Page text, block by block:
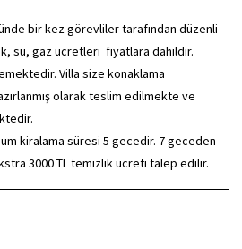
bir kez görevliler tarafından düzenli
su, gaz ücretleri fiyatlara dahildir.
Villa size konaklama
olarak teslim edilmekte ve
kiralama süresi 5 gecedir. 7 geceden
3000 TL temizlik ücreti talep edilir.